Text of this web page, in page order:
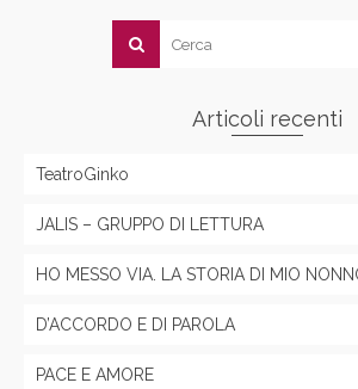
Articoli recenti
TeatroGinko
JALIS – GRUPPO DI LETTURA
HO MESSO VIA. LA STORIA DI MIO
D’ACCORDO E DI PAROLA
PACE E AMORE